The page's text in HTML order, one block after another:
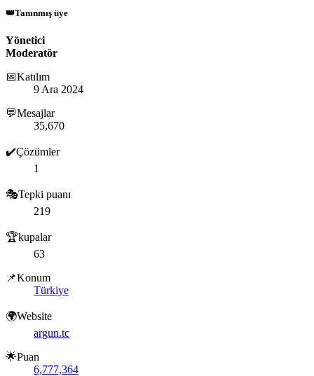
👑Tanınmış üye
Yönetici
Moderatör
📅Katılım
9 Ara 2024
💬Mesajlar
35,670
✔️Çözümler
1
🎭Tepki puanı
219
🏆kupalar
63
📌Konum
Türkiye
🌍Website
argun.tc
🌟Puan
6,777,364